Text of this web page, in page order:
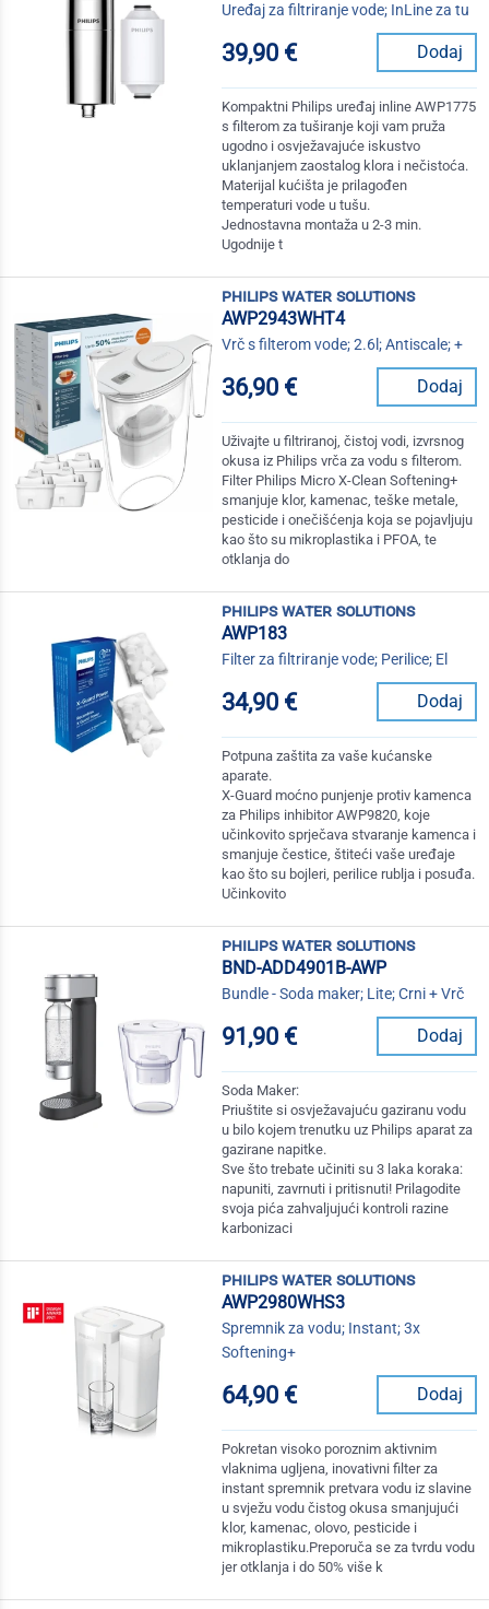
Uređaj za filtriranje vode; InLine za tu
39,90 € Dodaj
Kompaktni Philips uređaj inline AWP1775
s filterom za tuširanje koji vam pruža
ugodno i osvježavajuće iskustvo
uklanjanjem zaostalog klora i nečistoća.
Materijal kućišta je prilagođen
temperaturi vode u tušu.
Jednostavna montaža u 2-3 min.
Ugodnije t
philips water solutions
AWP2943WHT4
Vrč s filterom vode; 2.6l; Antiscale; +
36,90 € Dodaj
Uživajte u filtriranoj, čistoj vodi, izvrsnog
okusa iz Philips vrča za vodu s filterom.
Filter Philips Micro X-Clean Softening+
smanjuje klor, kamenac, teške metale,
pesticide i onečišćenja koja se pojavljuju
kao što su mikroplastika i PFOA, te
otklanja do
philips water solutions
AWP183
Filter za filtriranje vode; Perilice; El
34,90 € Dodaj
Potpuna zaštita za vaše kućanske
aparate.
X-Guard moćno punjenje protiv kamenca
za Philips inhibitor AWP9820, koje
učinkovito sprječava stvaranje kamenca i
smanjuje čestice, štiteći vaše uređaje
kao što su bojleri, perilice rublja i posuđa.
Učinkovito
philips water solutions
BND-ADD4901B-AWP
Bundle - Soda maker; Lite; Crni + Vrč
91,90 € Dodaj
Soda Maker:
Priuštite si osvježavajuću gaziranu vodu
u bilo kojem trenutku uz Philips aparat za
gazirane napitke.
Sve što trebate učiniti su 3 laka koraka:
napuniti, zavrnuti i pritisnuti! Prilagodite
svoja pića zahvaljujući kontroli razine
karbonizaci
philips water solutions
AWP2980WHS3
Spremnik za vodu; Instant; 3x
Softening+
64,90 € Dodaj
Pokretan visoko poroznim aktivnim
vlaknima ugljena, inovativni filter za
instant spremnik pretvara vodu iz slavine
u svježu vodu čistog okusa smanjujući
klor, kamenac, olovo, pesticide i
mikroplastiku.Preporuča se za tvrdu vodu
jer otklanja i do 50% više k